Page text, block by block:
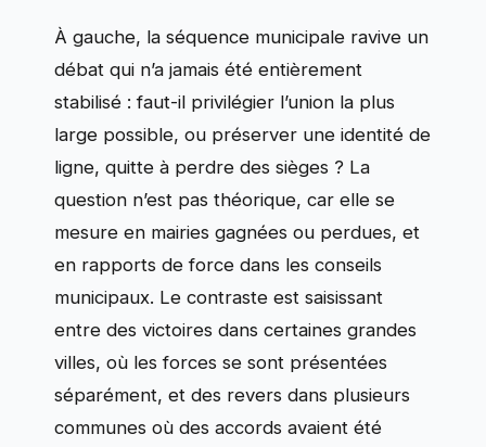
À gauche, la séquence municipale ravive un
débat qui n’a jamais été entièrement
stabilisé : faut-il privilégier l’union la plus
large possible, ou préserver une identité de
ligne, quitte à perdre des sièges ? La
question n’est pas théorique, car elle se
mesure en mairies gagnées ou perdues, et
en rapports de force dans les conseils
municipaux. Le contraste est saisissant
entre des victoires dans certaines grandes
villes, où les forces se sont présentées
séparément, et des revers dans plusieurs
communes où des accords avaient été